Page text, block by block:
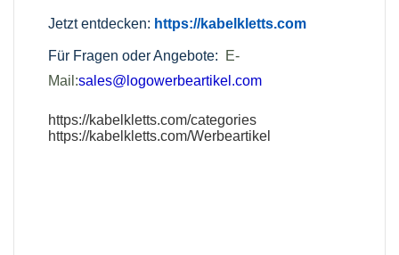
Jetzt entdecken: https://kabelkletts.com
Für Fragen oder Angebote:
E-
Mail:sales@logowerbeartikel.com
https://kabelkletts.com/categories
https://kabelkletts.com/Werbeartikel